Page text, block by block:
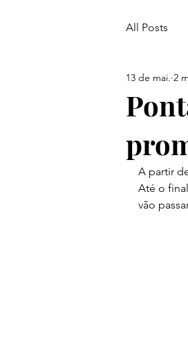
All Posts
Ponta
13 de mai. 2
A partir
Até o
vão